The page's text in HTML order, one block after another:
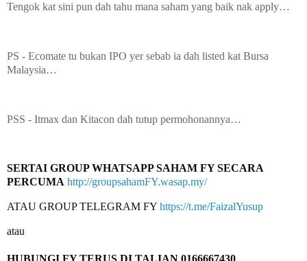
Tengok kat sini pun dah tahu mana saham yang baik nak apply…
PS - Ecomate tu bukan IPO yer sebab ia dah listed kat Bursa
Malaysia…
PSS - Itmax dan Kitacon dah tutup permohonannya…
SERTAI GROUP WHATSAPP SAHAM FY SECARA
PERCUMA http://groupsahamFY.wasap.my/
ATAU GROUP TELEGRAM FY https://t.me/FaizalYusup